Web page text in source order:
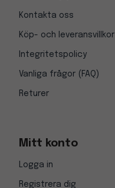
Kontakta oss
Köp- och leveransvillkor
Integritetspolicy
Vanliga frågor (FAQ)
Returer
Mitt konto
Logga in
Registrera dig